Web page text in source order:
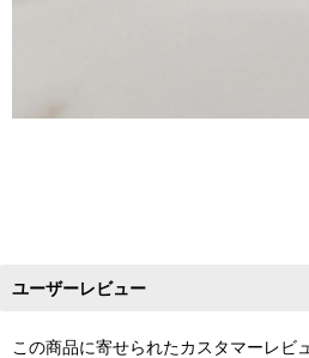
ユーザーレビュー
この商品に寄せられたカスタマーレビ